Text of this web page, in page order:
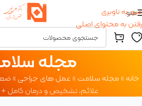
عبور به ناوبری
رفتن به محتوای اصلی
منو
مجله
خانه»مجله سلامت»عمل های جراحی»
علائم، تشخیص و درمان کامل